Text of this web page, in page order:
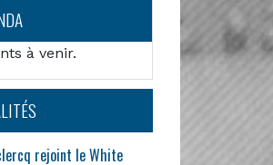
à venir.
rejoint le White